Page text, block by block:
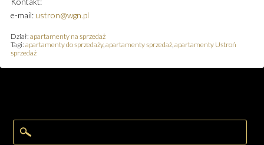
e-mail: ustron@wgn.pl
Dział: apartamenty na sprzedaż
Tagi: apartamenty do sprzedaży, apartamenty sprzedaż, apartamenty Ustroń
sprzedaż